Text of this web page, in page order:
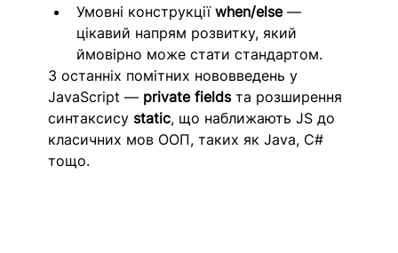
Умовні конструкції when/else —
цікавий напрям розвитку, який
ймовірно може стати стандартом.
З останніх помітних нововведень у
JavaScript — private fields та розширення
синтаксису static, що наближають JS до
класичних мов ООП, таких як Java, C#
тощо.